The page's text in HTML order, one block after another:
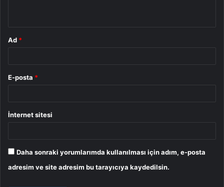
Ad *
E-posta *
İnternet sitesi
Daha sonraki yorumlarımda kullanılması için adım, e-posta
adresim ve site adresim bu tarayıcıya kaydedilsin.